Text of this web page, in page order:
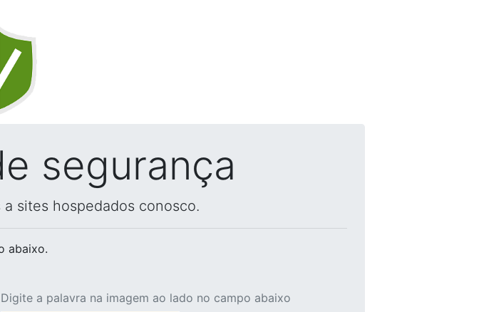
segurança
sites hospedados conosco.
abaixo.
Digite a palavra na imagem ao lado no campo abaixo